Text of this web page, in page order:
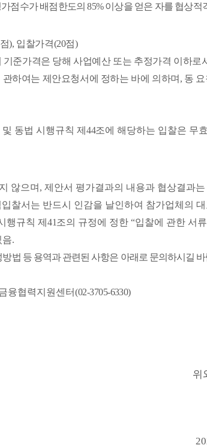
점수가 배점한도의85%이상을 얻은 자를 협상적
점), 입찰가격(20점)
준가격은 당해 사업예산 또는 추정가격 이하로
관하여는 제안요청서에 정하는 바에 의하며 , 동
및 동법 시행규칙 제44조에 해당하는 입찰은 무
않으며 ,제안서 평가결과의 내용과 협상결과
찰서는 반드시 인감을 날인하여 참가업체의
행규칙 제41조의 규정에 정한“입찰에 관한 서류
음.
법 등 용역과 관련된 사항은 아래로 문의하시길
융협력지원센터(02-3705-6330)
위